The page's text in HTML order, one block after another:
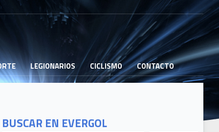
LEGIONARIOS CICLISMO CONTACTO
BUSCAR EN EVERGOL